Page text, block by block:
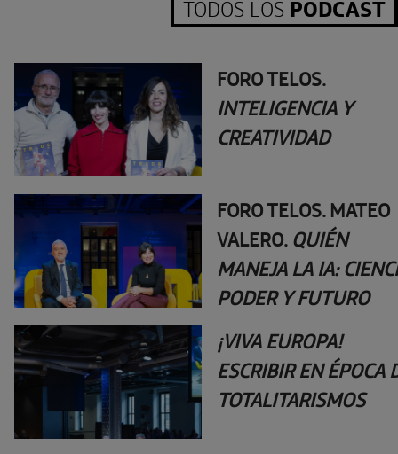
TODOS LOS PODCAST
FORO TELOS.
INTELIGENCIA Y
CREATIVIDAD
FORO TELOS. MATEO
VALERO.QUIÉN
MANEJA LA IA:
PODER Y FUTURO
¡VIVA EUROPA!
ESCRIBIR EN ÉPOCA
TOTALITARISMOS